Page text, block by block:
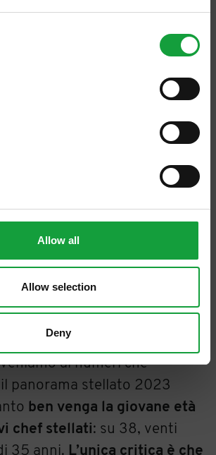
Allow all
Allow selection
Deny
stranieri che vengono in
per quello che è: una
l’eccellenza del nostro
mai, la Michelin
è la guida
di ristoranti e hotel, fatte da
pagate per fare
. Non saranno sufficienti
ai numeri che
panorama stellato 2023
ben venga la giovane età
chef stellati: su 38, venti
35 anni. L’unica critica è che
ALLA NEWSLETTER
su tutte le ultime novita nel campo